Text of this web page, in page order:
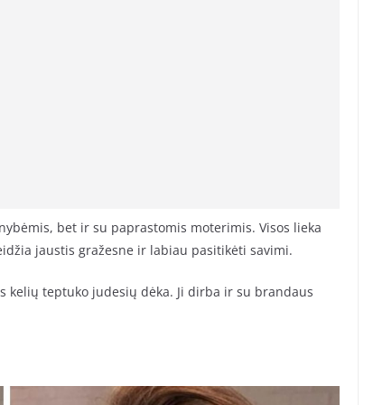
bet ir su paprastomis moterimis. Visos lieka
jaustis gražesne ir labiau pasitikėti savimi.
kelių teptuko judesių dėka. Ji dirba ir su brandaus